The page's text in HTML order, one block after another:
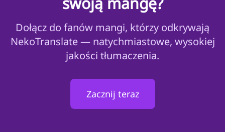
Dołącz do fanów mangi, którzy odkrywają
NekoTranslate — natychmiastowe, wysokiej
jakości tłumaczenia.
Zacznij teraz